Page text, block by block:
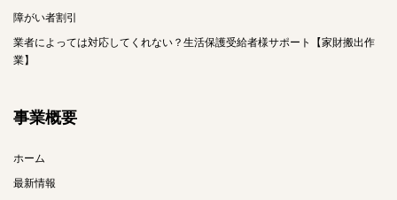
障がい者割引
業者によっては対応してくれない？生活保護受給者様サポート【家財搬出作
業】
事業概要
ホーム
最新情報